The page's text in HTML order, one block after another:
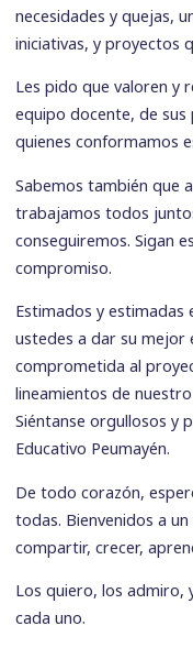
necesidades y quejas,
iniciativas, y proyectos
Les pido que valoren y
equipo docente, de
quienes conformamos
Sabemos también que
trabajamos todos
conseguiremos. Sigan
compromiso.
Estimados y
ustedes a dar su mejor
comprometida al
lineamientos de
Siéntanse orgullosos y
Educativo Peumayén.
De todo corazón,
todas. Bienvenidos a
compartir, crecer,
Los quiero, los admiro,
cada uno.